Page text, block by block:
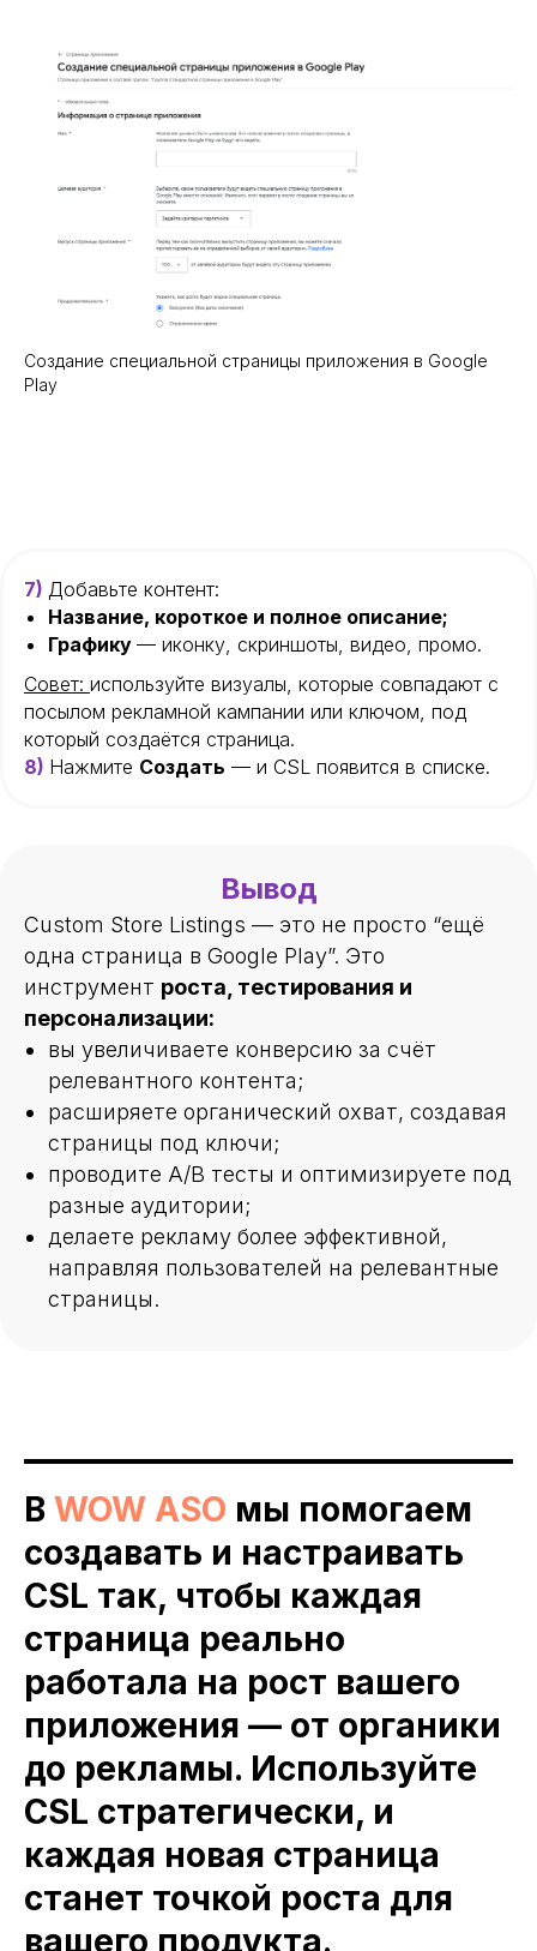
Создание специальной страницы приложения в Google
Play
7) Добавьте контент:
Название, короткое и полное описание;
Графику — иконку, скриншоты, видео, промо.
Совет: используйте визуалы, которые совпадают с
посылом рекламной кампании или ключом, под
который создаётся страница.
8) Нажмите Создать — и CSL появится в списке.
Вывод
Custom Store Listings — это не просто “ещё
одна страница в Google Play”. Это
инструмент роста, тестирования и
персонализации:
вы увеличиваете конверсию за счёт
релевантного контента;
расширяете органический охват, создавая
страницы под ключи;
проводите A/B тесты и оптимизируете под
разные аудитории;
делаете рекламу более эффективной,
направляя пользователей на релевантные
страницы.
В WOW ASO мы помогаем
создавать и настраивать
CSL так, чтобы каждая
страница реально
работала на рост вашего
приложения — от органики
до рекламы. Используйте
CSL стратегически, и
каждая новая страница
станет точкой роста для
вашего продукта.